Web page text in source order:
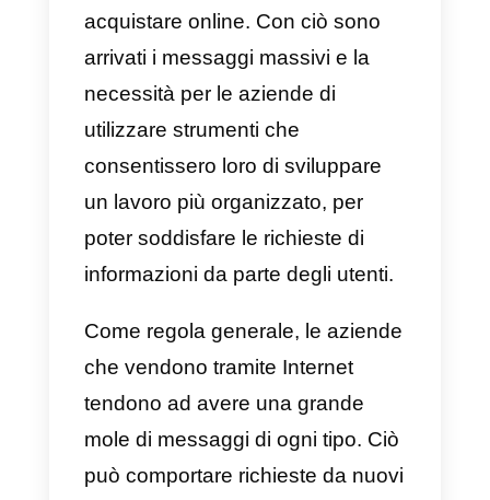
Glistrumenti per il supporto
clienti
sono stati l’alleato più
importante delle aziende negli
ultimi anni. Con l’arrivo della
pandemia diCovid-19
arrivati ​​i messaggi massivi e la
necessità per le aziende di
utilizzare strumenti che
consentissero loro di sviluppare